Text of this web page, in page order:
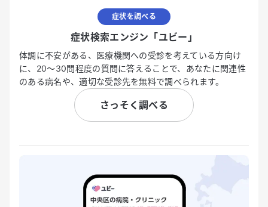
症状を調べる
症状検索エンジン「ユビー」
体調に不安がある、医療機関への受診を考えている方向け
に、20〜30問程度の質問に答えることで、あなたに関連性
のある病名や、適切な受診先を無料で調べられます。
さっそく調べる